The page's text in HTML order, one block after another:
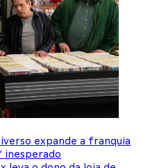
expande a franquia
inesperado